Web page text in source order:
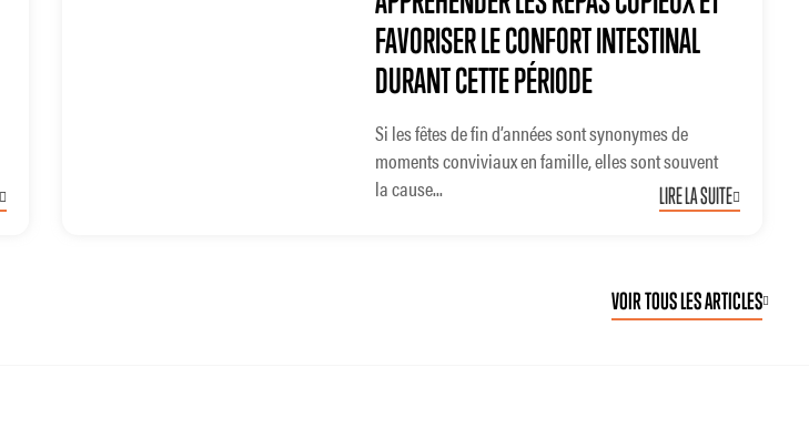
FAVORISER LE CONFORT INTESTINAL
DURANT CETTE PÉRIODE
Si les fêtes de fin d’années sont synonymes de
moments conviviaux en famille, elles sont souvent
la cause...
LIRE LA SUITE
VOIR TOUS LES ARTICLES